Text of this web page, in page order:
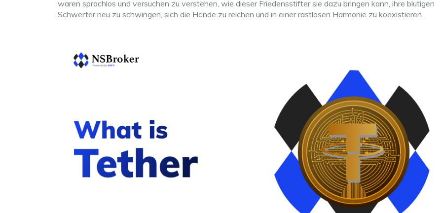
waren sprachlos und versuchen zu verstehen, wie dieser Friedensstifter sie dazu bringen kann, ihre blutigen
Schwerter neu zu schwingen, sich die Hände zu reichen und in einer rastlosen Harmonie zu koexistieren.